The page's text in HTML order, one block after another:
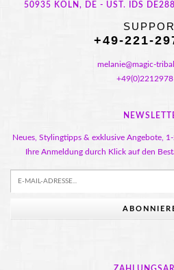
50935 KÖLN, DE - UST. IDS
+49-221-
melanie@magic-
Neues, Stylingtipps & exklusive Angebote,
Ihre Anmeldung durch Klick auf den